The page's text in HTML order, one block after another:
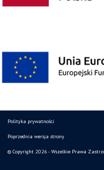
Polityka prywatności
Poprzednia wersja strony
© Copyright 2026 - Wszelkie Prawa